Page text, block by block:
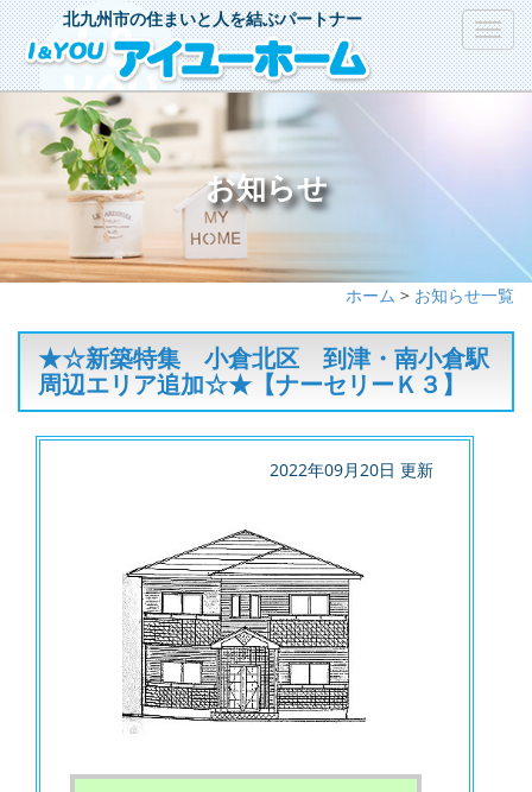
北九州市の住まいと人を結ぶパートナー
お知らせ
ホーム > お知らせ一覧
★☆新築特集 小倉北区 到津・南小倉駅
周辺エリア追加☆★【ナーセリーＫ３】
2022年09月20日 更新